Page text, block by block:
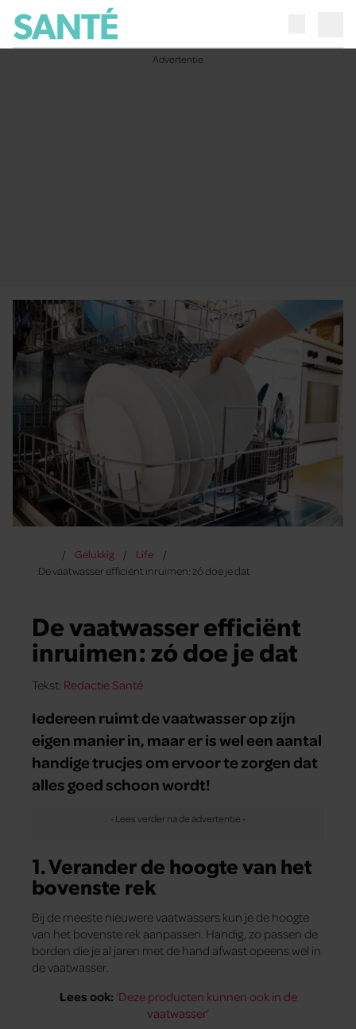
Gelukkig
Life
De vaatwasser efficiënt inruimen: zó doe je dat
De vaatwasser efficiënt
inruimen: zó doe je dat
Tekst: Redactie Santé
Iedereen ruimt de vaatwasser op zijn
eigen manier in, maar er is wel een aantal
handige trucjes om ervoor te zorgen dat
alles goed schoon wordt!
1. Verander de hoogte van het
bovenste rek
Bij de meeste nieuwere vaatwassers kun je de hoogte
van het bovenste rek aanpassen. Handig, zo passen de
borden die je al jaren met de hand afwast opeens wel in
de vaatwasser.
Lees ook: ‘Deze producten kunnen ook in de
vaatwasser‘